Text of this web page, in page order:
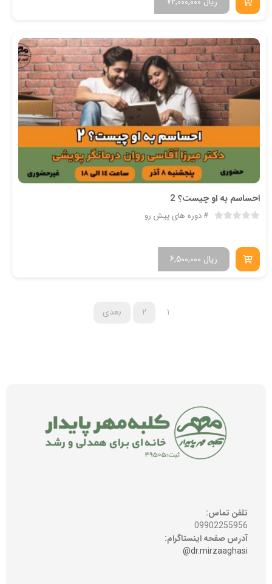
احساسم به او چیست؟ 2
دوره های پیش رو
6,500,000 ریال
۱ ۲ بعدی
تلفن تماس:
09902255956
آدرس صفحه اینستاگرام:
dr.mirzaaghasi@